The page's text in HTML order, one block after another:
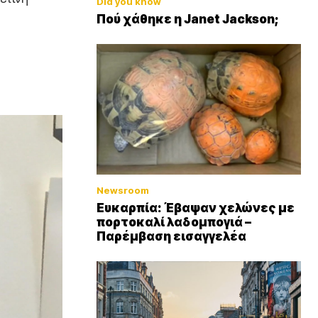
Πού χάθηκε η Janet Jackson;
Newsroom
Ευκαρπία: Έβαψαν χελώνες με
πορτοκαλί λαδομπογιά –
Παρέμβαση εισαγγελέα